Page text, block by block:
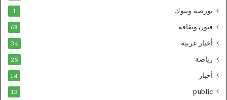
بورصة وبنوك 1
فنون وثقافة 68
أخبار عربية 34
رياضة 25
أخبار 14
public
13